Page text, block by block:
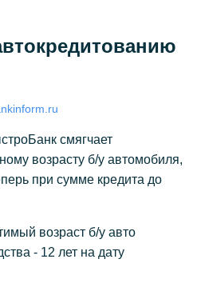
смягчает
возрасту б/у автомобиля,
при сумме кредита до
возраст б/у авто
- 12 лет на дату